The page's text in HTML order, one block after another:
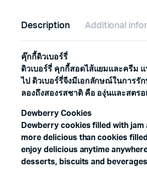
Description Additional
คุ๊กกี้ดิวเบอร์รี่
ดิวเบอร์รี่ คุกกี้สอดไส้แยมและครีม
ไป ดิวเบอร์รี่จีงมีเอกลักษณ์ในการ
ลองถึงสองรสชาติ คือ องุ่นและสตร
Dewberry Cookies
Dewberry cookies filled with
more delicious than cookies
enjoy delicious anytime
desserts, biscuits and